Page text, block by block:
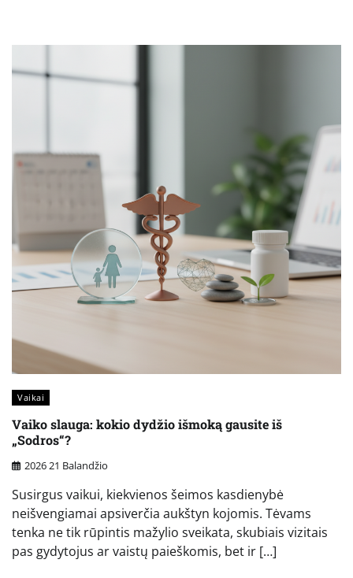
Vaikai
Vaiko slauga: kokio dydžio išmoką gausite iš
„Sodros“?
2026 21 Balandžio
Susirgus vaikui, kiekvienos šeimos kasdienybė
neišvengiamai apsiverčia aukštyn kojomis. Tėvams
tenka ne tik rūpintis mažylio sveikata, skubiais vizitais
pas gydytojus ar vaistų paieškomis, bet ir […]